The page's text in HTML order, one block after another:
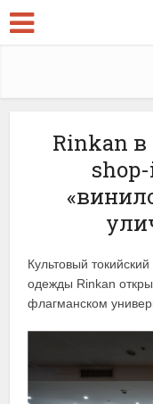
Rinkan в
Культовый
одежды Rinkan
флагманском